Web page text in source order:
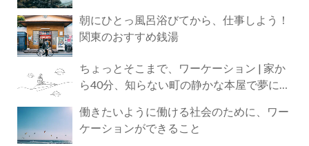
朝にひとっ風呂浴びてから、仕事しよう！
関東のおすすめ銭湯
ちょっとそこまで、ワーケーション | 家か
ら40分、知らない町の静かな本屋で夢に近
働きたいように働ける社会のために、ワー
ケーションができること